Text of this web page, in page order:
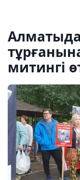
митингі